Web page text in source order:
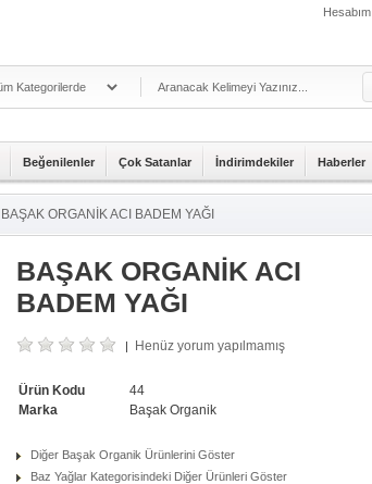
Beğenilenler Çok Satanlar İndirimdekiler Haberler
Hesabım
BAŞAK ORGANİK ACI BADEM YAĞI
BAŞAK ORGANİK ACI
BADEM YAĞI
| Henüz yorum yapılmamış
Ürün Kodu
44
Marka
Başak Organik
Diğer Başak Organik Ürünlerini Göster
Baz Yağlar Kategorisindeki Diğer Ürünleri Göster